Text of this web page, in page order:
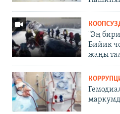
"Эң
Бийик
жаңы